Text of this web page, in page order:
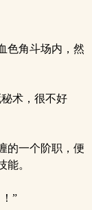
色角斗场内，然
术，很不好
的一个阶职，便
能。
”